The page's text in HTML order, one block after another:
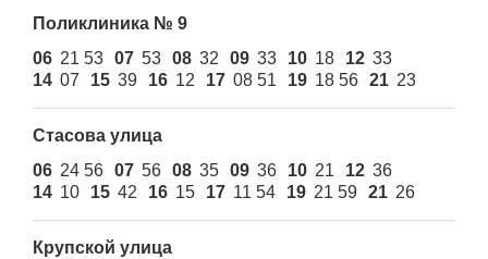
Поликлиника № 9
06 21 53 07 53 08 32 09 33 10 18 12 33
14 07 15 39 16 12 17 08 51 19 18 56 21 23
Стасова улица
06 24 56 07 56 08 35 09 36 10 21 12 36
14 10 15 42 16 15 17 11 54 19 21 59 21 26
Крупской улица